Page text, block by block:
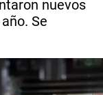
nuevos
Se